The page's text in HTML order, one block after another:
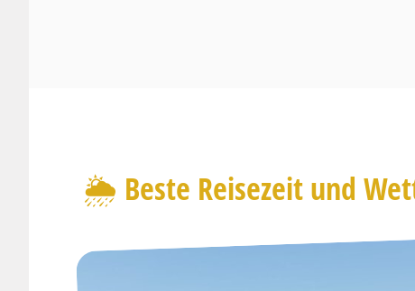
🌦️ Beste Reisezeit und